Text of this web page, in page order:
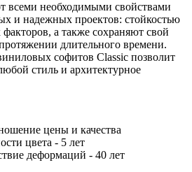
всеми необходимыми свойствами
и надежных проектов: стойкостью
а также сохраняют свой
длительного времени.
софитов Classic позволит
стиль и архитектурное
цены и качества
цвета - 5 лет
деформаций - 40 лет